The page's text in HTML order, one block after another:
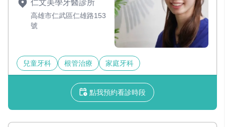
仁文美學牙醫診所
高雄市仁武區仁雄路153
號
兒童牙科 根管治療 家庭牙科
點我預約看診時段